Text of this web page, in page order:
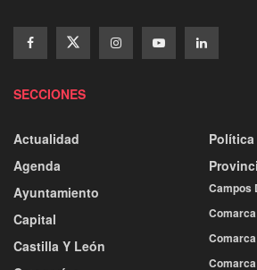
SECCIONES
Actualidad
Agenda
Ayuntamiento
Capital
Castilla Y León
Política
Campos